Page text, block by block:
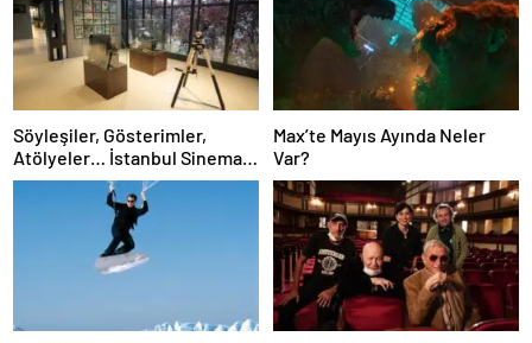
Söyleşiler, Gösterimler,
Atölyeler… İstanbul Sinema
Ofisi’nde Ücretsiz Etkinlikler
Max’te Mayıs Ayında Neler
Var?